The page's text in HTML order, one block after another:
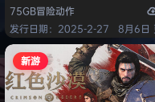
75GB冒险动作
发行日期：2025-2-27
8月6日
新游